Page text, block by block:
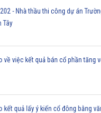
- Nhà thầu thi công dự án
Tây
về việc kết quả bán cổ phần tăng
kết quả lấy ý kiến cổ đông bằng